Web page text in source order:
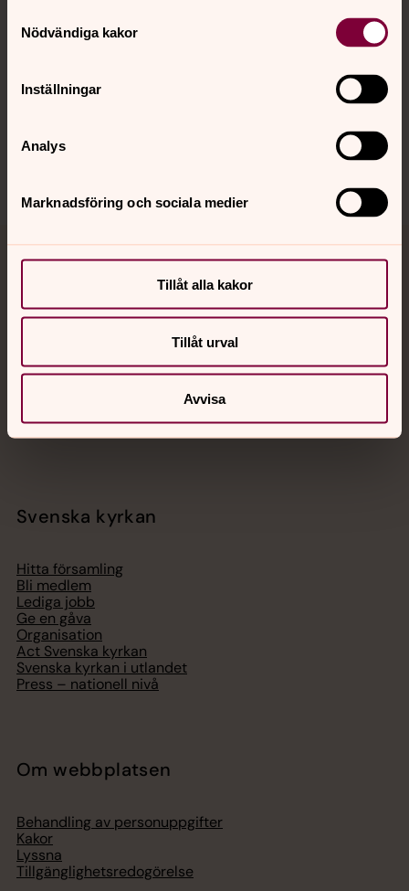
Nödvändiga kakor
Inställningar
Analys
Marknadsföring och sociala medier
Tillåt alla kakor
Tillåt urval
Avvisa
Jourhavande präst
Akut samtals- och krisstöd. Prata eller chatta anonymt
Chatt
Telefon 112
Svenska kyrkan
Hitta församling
Bli medlem
Lediga jobb
Ge en gåva
Organisation
Act Svenska kyrkan
Svenska kyrkan i utlandet
Press – nationell nivå
Om webbplatsen
Behandling av personuppgifter
Kakor
Lyssna
Tillgänglighetsredogörelse